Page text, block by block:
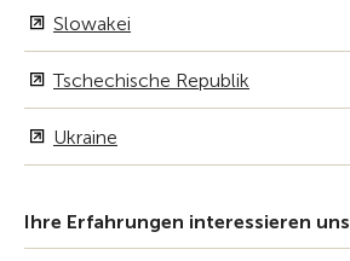
Slowakei
Tschechische Republik
Ukraine
Ihre Erfahrungen interessieren uns